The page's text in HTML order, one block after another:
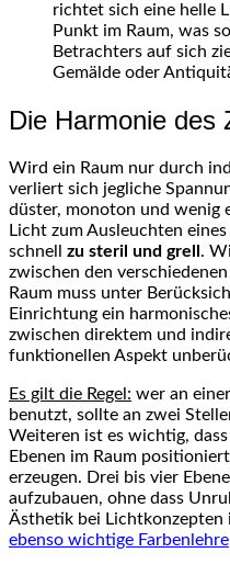
richtet sich eine helle
Punkt im Raum, was
Betrachters auf sich
Gemälde oder
Die Harmonie des
Wird ein Raum nur durch
verliert sich jegliche
düster, monoton und wenig
Licht zum Ausleuchten
schnell zu steril und grell .
zwischen den
Raum muss unter
Einrichtung ein
zwischen direktem und
funktionellen Aspekt
Es gilt die Regel: wer an
benutzt, sollte an zwei
Weiteren ist es wichtig,
Ebenen im Raum
erzeugen. Drei bis vier
aufzubauen, ohne dass
Ästhetik bei
ebenso wichtige Farbenlehre